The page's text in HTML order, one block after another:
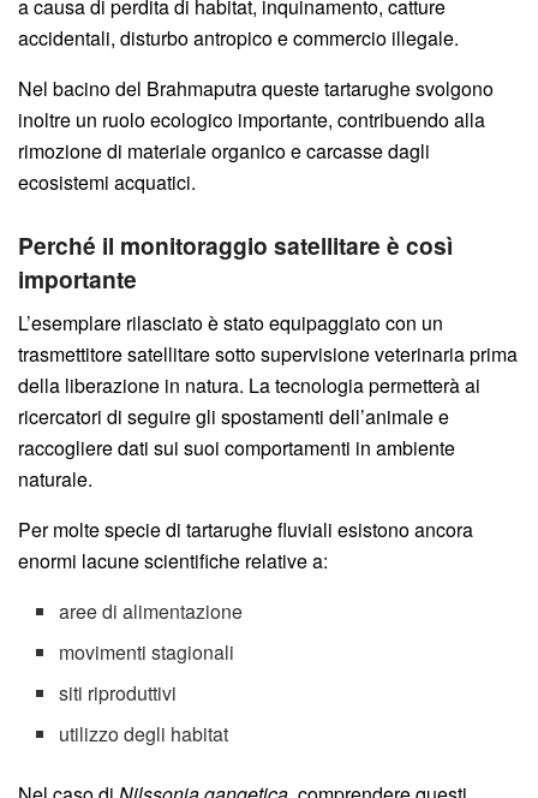
a causa di perdita di habitat, inquinamento, catture
accidentali, disturbo antropico e commercio illegale.
Nel bacino del Brahmaputra queste tartarughe svolgono
inoltre un ruolo ecologico importante, contribuendo alla
rimozione di materiale organico e carcasse dagli
ecosistemi acquatici.
Perché il monitoraggio satellitare è così
importante
L’esemplare rilasciato è stato equipaggiato con un
trasmettitore satellitare sotto supervisione veterinaria prima
della liberazione in natura. La tecnologia permetterà ai
ricercatori di seguire gli spostamenti dell’animale e
raccogliere dati sui suoi comportamenti in ambiente
naturale.
Per molte specie di tartarughe fluviali esistono ancora
enormi lacune scientifiche relative a:
aree di alimentazione
movimenti stagionali
siti riproduttivi
utilizzo degli habitat